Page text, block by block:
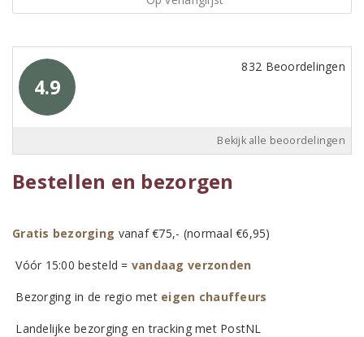
4.9
832 Beoordelingen
Bekijk alle beoordelingen
Bestellen en bezorgen
Gratis bezorging vanaf €75,- (normaal €6,95)
Vóór 15:00 besteld = vandaag verzonden
Bezorging in de regio met eigen chauffeurs
Landelijke bezorging en tracking met PostNL